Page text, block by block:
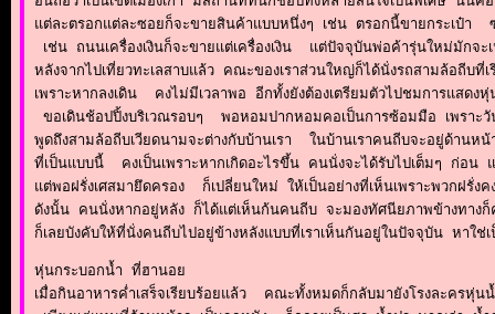
แต่ละตรอกแต่ละซอยก็จะขายสินค้าแบบหนึ่งๆ เช่น ตรอกนี้ขายกระเป๋า
เช่น ถนนเครื่องเงินก็จะขายแต่เครื่องเงิน  แต่ปัจจุบันพ่อค้ารุ่นใหม่มัก
หลังจากไปเที่ยวทะเลสาบแล้ว คณะของเราส่วนใหญ่ก็ได้นั่งรถสามล้อถีบที่
เพราะหากลงเดิน  คงไม่มีเวลาพอ อีกทั้งยังต้องเตรียมตัวไปชมการแสด
ขอเดินช้อปปิ้งบริเวณรอบๆ  พอหอมปากหอมคอเป็นการซ้อมมือ เพราะ
พูดถึงสามล้อถีบเวียดนามจะต่างกับบ้านเรา  ในบ้านเราคนถีบจะอยู่ด้
ที่เป็นแบบนี้  คงเป็นเพราะหากเกิดอะไรขึ้น คนนั่งจะได้รับไปเต็มๆ ก่อ
แต่พอฝรั่งเศสมายึดครอง  ก็เปลี่ยนใหม่ ให้เป็นอย่างที่เห็นเพราะพวกฝรั่
ดังนั้น คนนั่งหากอยู่หลัง ก็ได้แต่เห็นก้นคนถีบ จะมองทัศนียภาพข้างทา
ก็เลยบังคับให้ที่นั่งคนถีบไปอยู่ข้างหลังแบบที่เราเห็นกันอยู่ในปัจจุบัน หาใช่
หุ่นกระบอกน้ำ ที่ฮานอย
เมื่อกินอาหารค่ำเสร็จเรียบร้อยแล้ว  คณะทั้งหมดก็กลับมายังโรงละครหุ่